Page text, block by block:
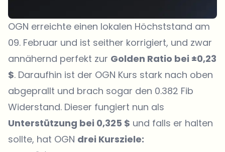
OGN erreichte einen lokalen Höchststand am
09. Februar und ist seither korrigiert, und zwar
annähernd perfekt zur Golden Ratio bei ±0,23
$. Daraufhin ist der OGN Kurs stark nach oben
abgeprallt und brach sogar den 0.382 Fib
Widerstand. Dieser fungiert nun als
Unterstützung bei 0,325 $ und falls er halten
sollte, hat OGN drei Kursziele: